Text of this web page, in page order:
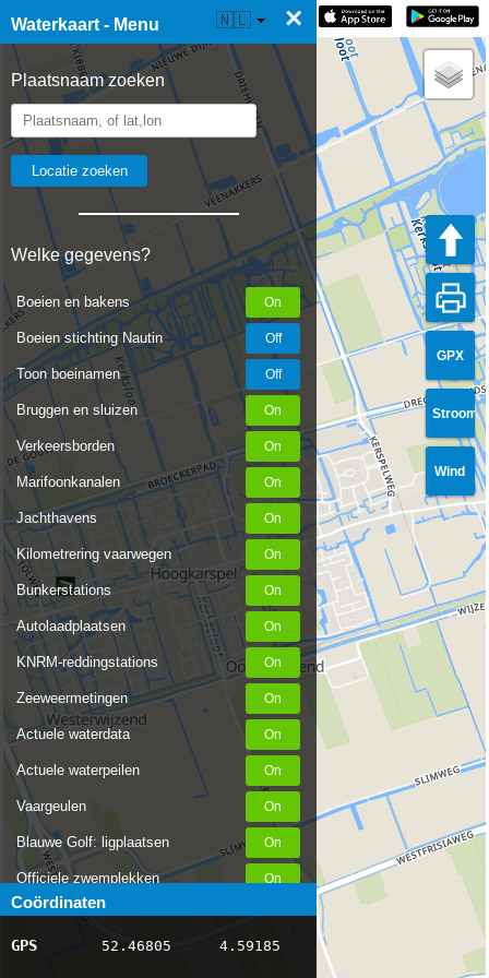
Waterkaart - Menu ×
Plaatsnaam zoeken
Welke gegevens?
Boeien en bakens
Boeien stichting Nautin
Toon boeinamen
Bruggen en sluizen
Verkeersborden
Marifoonkanalen
Jachthavens
Kilometrering vaarwegen
Bunkerstations
Autolaadplaatsen
KNRM-reddingstations
Zeeweermetingen
Actuele waterdata
Actuele waterpeilen
Vaargeulen
Blauwe Golf: ligplaatsen
Officiele zwemplekken
Stremmingen/hinder
AIS scheepsposities
Coördinaten
GPS 52.46805 4.59185
☰ Waterkaart Live 🇳🇱
GPX
Stroom
Wind